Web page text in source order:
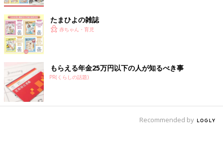
出典：Instagramアカウント「micomico_kurashi」
こちらは、micomico_kurashiさんがセリアで見つけた「2WAY
バッグインポーチ」。リップやイヤホンなどの小物を入れるミニ
たまひよの雑誌
赤ちゃん・育児
もらえる年金25万円以下の人が知るべき事
PR(くらしの話題)
Recommended by